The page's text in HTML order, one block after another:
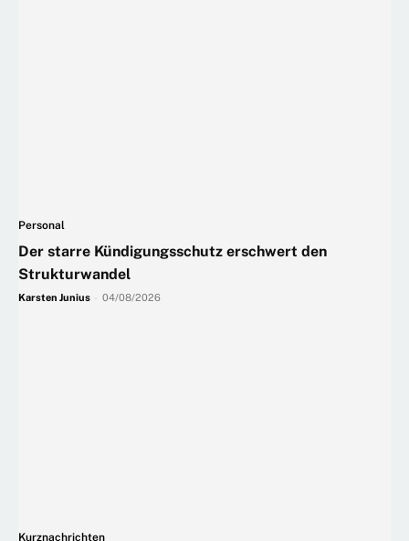
Personal
Der starre Kündigungsschutz erschwert den
Strukturwandel
Karsten Junius 04/08/2026
Kurznachrichten